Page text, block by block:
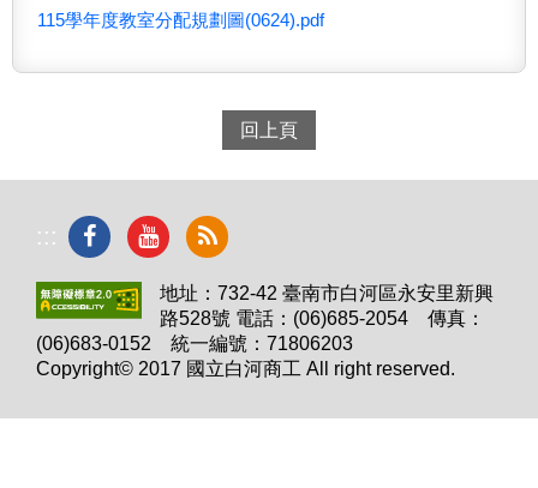
115學年度教室分配規劃圖(0624).pdf
回上頁
:::
地址：732-42 臺南市白河區永安里新興
路528號 電話：(06)685-2054 傳真：
(06)683-0152 統一編號：71806203
Copyright© 2017 國立白河商工 All right reserved.